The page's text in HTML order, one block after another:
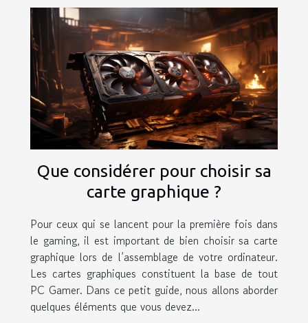
Que considérer pour choisir sa
carte graphique ?
Pour ceux qui se lancent pour la première fois dans
le gaming, il est important de bien choisir sa carte
graphique lors de l’assemblage de votre ordinateur.
Les cartes graphiques constituent la base de tout
PC Gamer. Dans ce petit guide, nous allons aborder
quelques éléments que vous devez...